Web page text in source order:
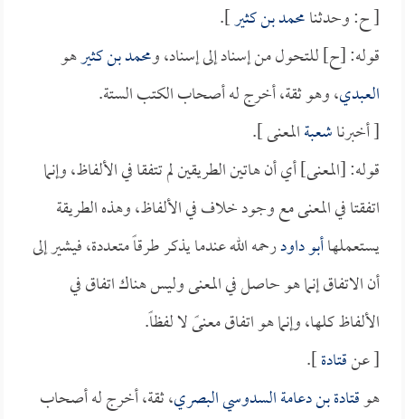
[ ح: وحدثنامحمد بن كثير].
قوله: [ح] للتحول من إسناد إلى إسناد، ومحمد بن كثيرهو
العبدي، وهو ثقة، أخرج له أصحاب الكتب الستة.
[ أخبرناشعبةالمعنى ].
قوله: [المعنى] أي أن هاتين الطريقين لم تتفقا في الألفاظ، وإنما
اتفقتا في المعنى مع وجود خلاف في الألفاظ، وهذه الطريقة
يستعملهاأبو داودرحمه الله عندما يذكر طرقاً متعددة، فيشير إلى
أن الاتفاق إنما هو حاصل في المعنى وليس هناك اتفاق في
الألفاظ كلها، وإنما هو اتفاق معنىً لا لفظاً.
[ عنقتادة].
هوقتادة بن دعامة السدوسي البصري، ثقة، أخرج له أصحاب